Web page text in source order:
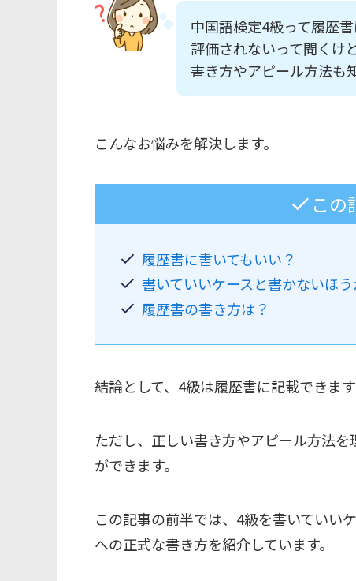
中国語検定4級って履歴
評価されないって聞くけ
書き方やアピール方法も
こんなお悩みを解決します。
この
履歴書に書いてもいい？
書いていいケースと書かないほ
履歴書の書き方は？
結論として、4級は履歴書に記載できます
ただし、正しい書き方やアピール方法
ができます。
この記事の前半では、4級を書いていい
への正式な書き方を紹介しています。